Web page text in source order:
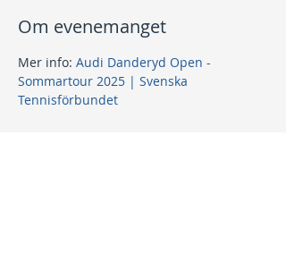
Om evenemanget
Mer info: Audi Danderyd Open -
Sommartour 2025 | Svenska
Tennisförbundet